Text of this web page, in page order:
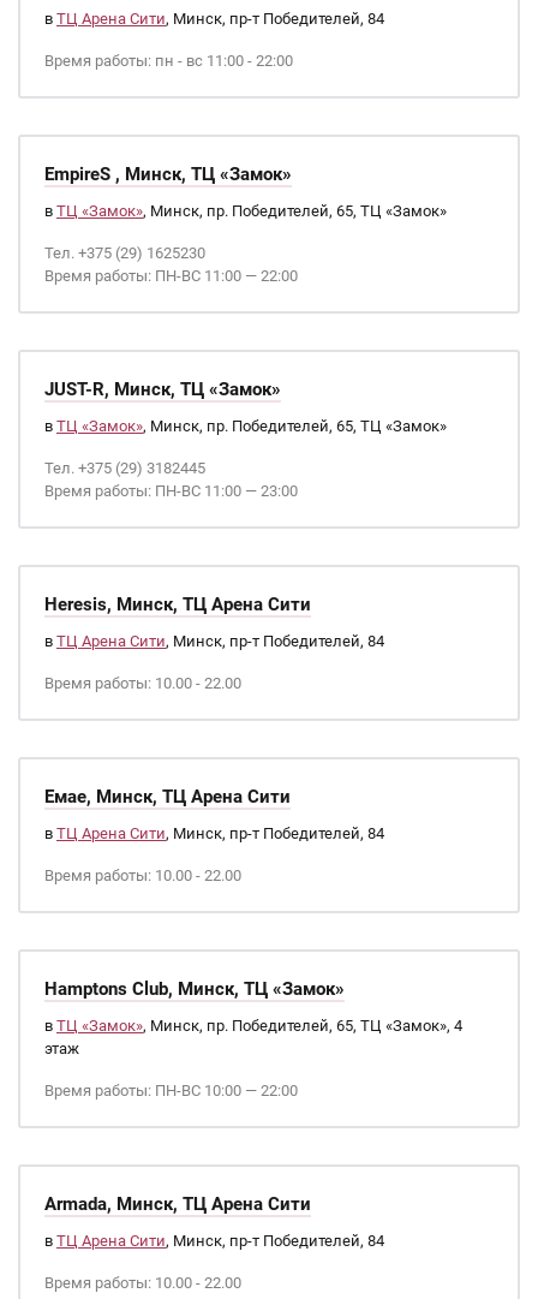
в ТЦ Арена Сити, Минск, пр-т Победителей, 84
Время работы: пн - вс 11:00 - 22:00
EmpireS , Минск, ТЦ «Замок»
в ТЦ «Замок», Минск, пр. Победителей, 65, ТЦ «Замок»
Тел. +375 (29) 1625230
Время работы: ПН-ВС 11:00 — 22:00
JUST-R, Минск, ТЦ «Замок»
в ТЦ «Замок», Минск, пр. Победителей, 65, ТЦ «Замок»
Тел. +375 (29) 3182445
Время работы: ПН-ВС 11:00 — 23:00
Heresis, Минск, ТЦ Арена Сити
в ТЦ Арена Сити, Минск, пр-т Победителей, 84
Время работы: 10.00 - 22.00
Емае, Минск, ТЦ Арена Сити
в ТЦ Арена Сити, Минск, пр-т Победителей, 84
Время работы: 10.00 - 22.00
Hamptons Club, Минск, ТЦ «Замок»
в ТЦ «Замок», Минск, пр. Победителей, 65, ТЦ «Замок», 4
этаж
Время работы: ПН-ВС 10:00 — 22:00
Armada, Минск, ТЦ Арена Сити
в ТЦ Арена Сити, Минск, пр-т Победителей, 84
Время работы: 10.00 - 22.00